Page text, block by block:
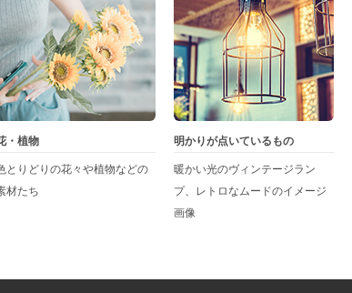
・植物
とりどりの花々や植物などの
材たち
明かりが点いているもの
暖かい光のヴィンテージラン
プ、レトロなムードのイメージ
画像